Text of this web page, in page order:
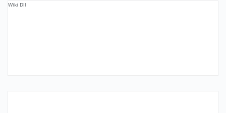
Wiki Dll